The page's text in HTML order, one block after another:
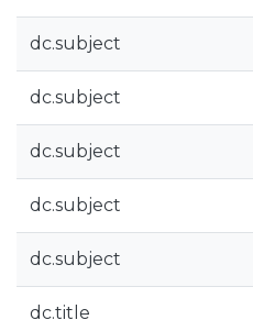
dc.subject
dc.subject
dc.subject
dc.subject
dc.subject
dc.title